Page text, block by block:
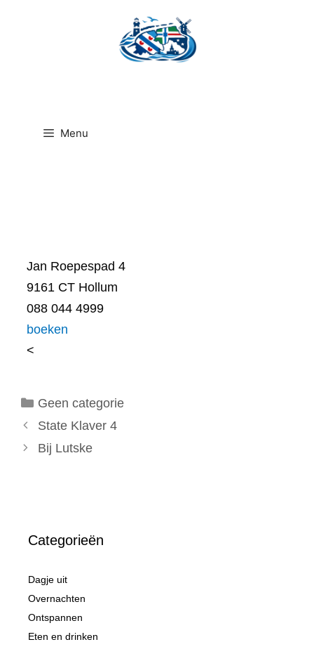
Menu
Jan Roepespad 4
9161 CT Hollum
088 044 4999
boeken
<
Categorieën
Geen categorie
State Klaver 4
Bij Lutske
Categorieën
Dagje uit
Overnachten
Ontspannen
Eten en drinken